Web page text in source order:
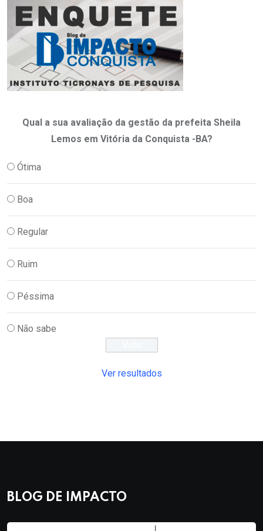
Qual a sua avaliação da gestão da prefeita Sheila
Lemos em Vitória da Conquista -BA?
Ótima
Boa
Regular
Ruim
Péssima
Não sabe
Ver resultados
BLOG DE IMPACTO